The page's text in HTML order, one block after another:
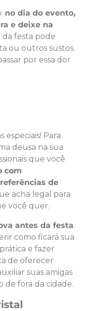
no dia do evento,
e deixe na
da festa pode
ou outros sustos.
por essa dor
especiais! Para
deusa na sua
que você
com
referências de
acha legal para
você quer.
antes da festa.
como ficará sua
e fazer
de oferecer
suas amigas
de fora da cidade.